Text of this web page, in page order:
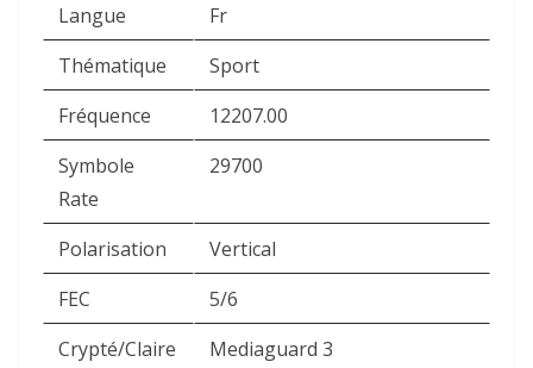
Langue
Fr
Thématique
Sport
Fréquence
12207.00
Symbole
Rate
29700
Polarisation
Vertical
FEC
5/6
Crypté/Claire
Mediaguard 3